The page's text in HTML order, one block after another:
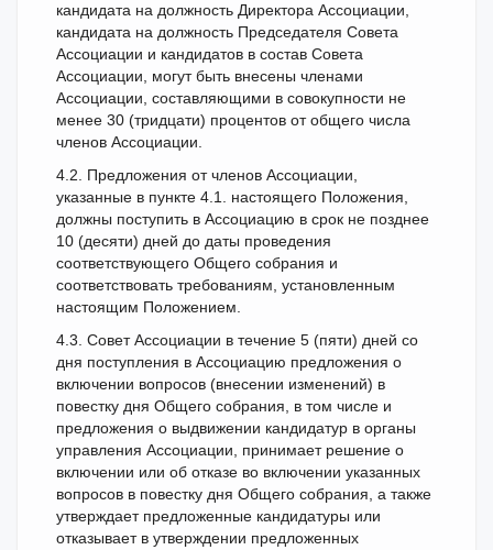
кандидата на должность Директора Ассоциации,
кандидата на должность Председателя Совета
Ассоциации и кандидатов в состав Совета
Ассоциации, могут быть внесены членами
Ассоциации, составляющими в совокупности не
менее 30 (тридцати) процентов от общего числа
членов Ассоциации.
4.2. Предложения от членов Ассоциации,
указанные в пункте 4.1. настоящего Положения,
должны поступить в Ассоциацию в срок не позднее
10 (десяти) дней до даты проведения
соответствующего Общего собрания и
соответствовать требованиям, установленным
настоящим Положением.
4.3. Совет Ассоциации в течение 5 (пяти) дней со
дня поступления в Ассоциацию предложения о
включении вопросов (внесении изменений) в
повестку дня Общего собрания, в том числе и
предложения о выдвижении кандидатур в органы
управления Ассоциации, принимает решение о
включении или об отказе во включении указанных
вопросов в повестку дня Общего собрания, а также
утверждает предложенные кандидатуры или
отказывает в утверждении предложенных